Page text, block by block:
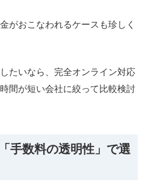
がおこなわれるケースも珍しく
たいなら、完全オンライン対応
間が短い会社に絞って比較検討
手数料の透明性」で選